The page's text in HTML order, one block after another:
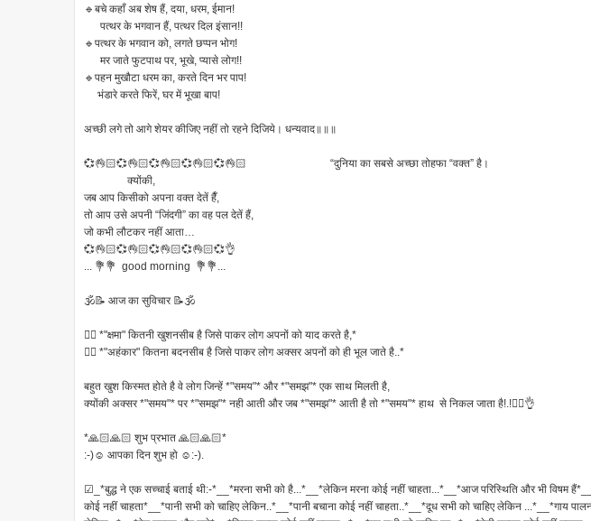
🔹बचे कहाँ अब शेष हैं, दया, धरम, ईमान!
पत्थर के भगवान हैं, पत्थर दिल इंसान!!
🔹पत्थर के भगवान को, लगते छप्पन भोग!
मर जाते फुटपाथ पर, भूखे, प्यासे लोग!!
🔹पहन मुखौटा धरम का, करते दिन भर पाप!
भंडारे करते फिरें, घर में भूखा बाप!
अच्छी लगे तो आगे शेयर कीजिए नहीं तो रहने दिजिये। धन्यवाद॥॥॥
💞👌🏻💞👌🏻💞👌🏻💞👌🏻💞👌🏻 “दुनिया का सबसे अच्छा तोहफा “वक्त” है।
क्योंकी,
जब आप किसीको अपना वक्त देतें हैँ,
तो आप उसे अपनी “जिंदगी” का वह पल देतें हैं,
जो कभी लौटकर नहीं आता…
💞👌🏻💞👌🏻💞👌🏻💞👌🏻💞👌
... 💐💐 good morning 💐💐...
🕉📝 आज का सुविचार 📝🕉
👉🏻 *"क्षमा" कितनी खुशनसीब है जिसे पाकर लोग अपनों को याद करते है,*
👉🏻 *"अहंकार" कितना बदनसीब है जिसे पाकर लोग अक्सर अपनों को ही भूल जाते है..*
बहुत खुश किस्मत होते है वे लोग जिन्हें *"समय"* और *"समझ"* एक साथ मिलती है,
क्योंकी अक्सर *"समय"* पर *"समझ"* नही आती और जब *"समझ"* आती है तो *"समय"* हाथ से निकल जाता है!.!👌🏼👌
*🙏🏻🙏🏻 शुभ प्रभात 🙏🏻🙏🏻*
:-)☺ आपका दिन शुभ हो ☺:-).
☑_*बुद्ध ने एक सच्चाई बताई थी:-*__*मरना सभी को है...*__*लेकिन मरना कोई नहीं चाहता...*__*आज परिस्थिति और भी विषम
कोई नहीं चाहता*__*पानी सभी को चाहिए लेकिन..*__*पानी बचाना कोई नहीं चाहता..*__*दूध सभी को चाहिए लेकिन ...*__*गाय